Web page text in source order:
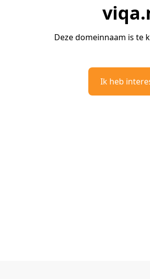
Deze domeinnaam is te
Ik heb